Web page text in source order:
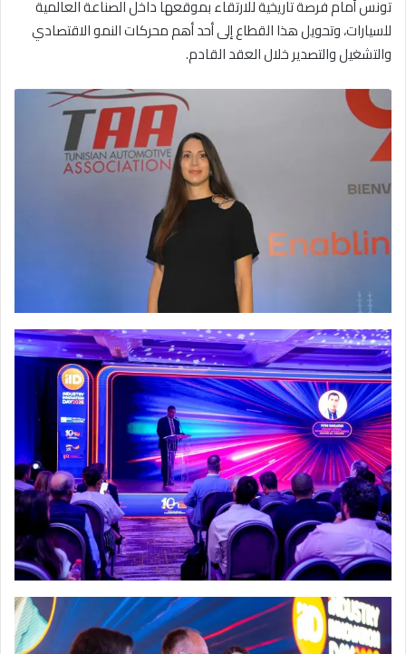
تونس أمام فرصة تاريخية للارتقاء بموقعها داخل الصناعة العالمية
للسيارات، وتحويل هذا القطاع إلى أحد أهم محركات النمو الاقتصادي
والتشغيل والتصدير خلال العقد القادم.